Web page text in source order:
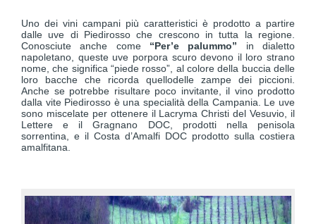
Uno dei vini campani più caratteristici è prodotto a partire
dalle uve di Piedirosso che crescono in tutta la regione.
Conosciute anche come “Per’e palummo” in dialetto
napoletano, queste uve porpora scuro devono il loro strano
nome, che significa “piede rosso”, al colore della buccia delle
loro bacche che ricorda quellodelle zampe dei piccioni.
Anche se potrebbe risultare poco invitante, il vino prodotto
dalla vite Piedirosso è una specialità della Campania. Le uve
sono miscelate per ottenere il Lacryma Christi del Vesuvio, il
Lettere e il Gragnano DOC, prodotti nella penisola
sorrentina, e il Costa d’Amalfi DOC prodotto sulla costiera
amalfitana.